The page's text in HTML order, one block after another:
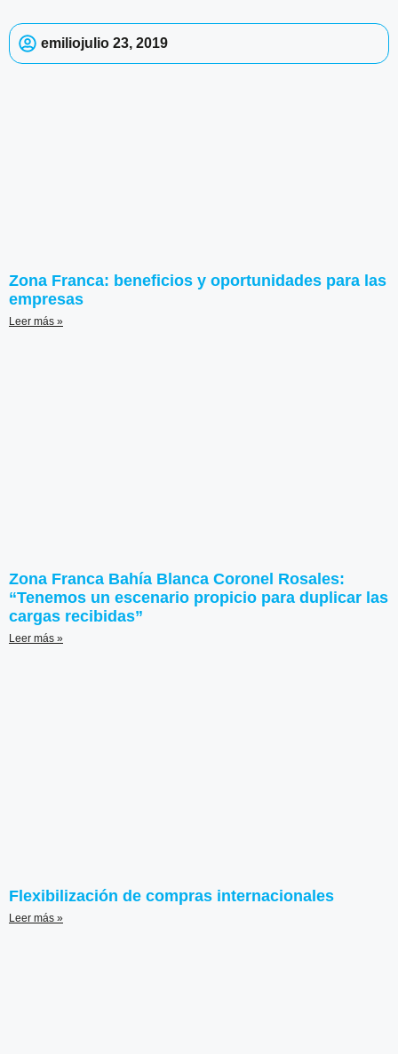
emiliojulio 23, 2019
Zona Franca: beneficios y oportunidades para las
empresas
Leer más »
Zona Franca Bahía Blanca Coronel Rosales:
“Tenemos un escenario propicio para duplicar las
cargas recibidas”
Leer más »
Flexibilización de compras internacionales
Leer más »